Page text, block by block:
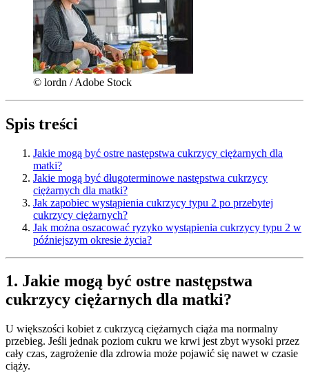
© lordn / Adobe Stock
Spis treści
Jakie mogą być ostre następstwa cukrzycy ciężarnych dla
matki?
Jakie mogą być długoterminowe następstwa cukrzycy
ciężarnych dla matki?
Jak zapobiec wystąpienia cukrzycy typu 2 po przebytej
cukrzycy ciężarnych?
Jak można oszacować ryzyko wystąpienia cukrzycy typu 2 w
późniejszym okresie życia?
1. Jakie mogą być ostre następstwa
cukrzycy ciężarnych dla matki?
U większości kobiet z cukrzycą ciężarnych ciąża ma normalny
przebieg. Jeśli jednak poziom cukru we krwi jest zbyt wysoki przez
cały czas, zagrożenie dla zdrowia może pojawić się nawet w czasie
ciąży.